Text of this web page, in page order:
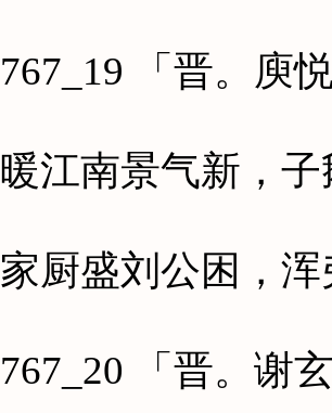
「晋。庾悦
南景气新，子
盛刘公困，浑
「晋。谢